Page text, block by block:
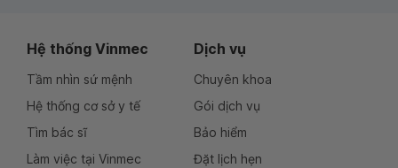
Hệ thống Vinmec
Tầm nhìn sứ mệnh
Hệ thống cơ sở y tế
Tìm bác sĩ
Làm việc tại Vinmec
Dịch vụ
Chuyên khoa
Gói dịch vụ
Bảo hiểm
Đặt lịch hẹn